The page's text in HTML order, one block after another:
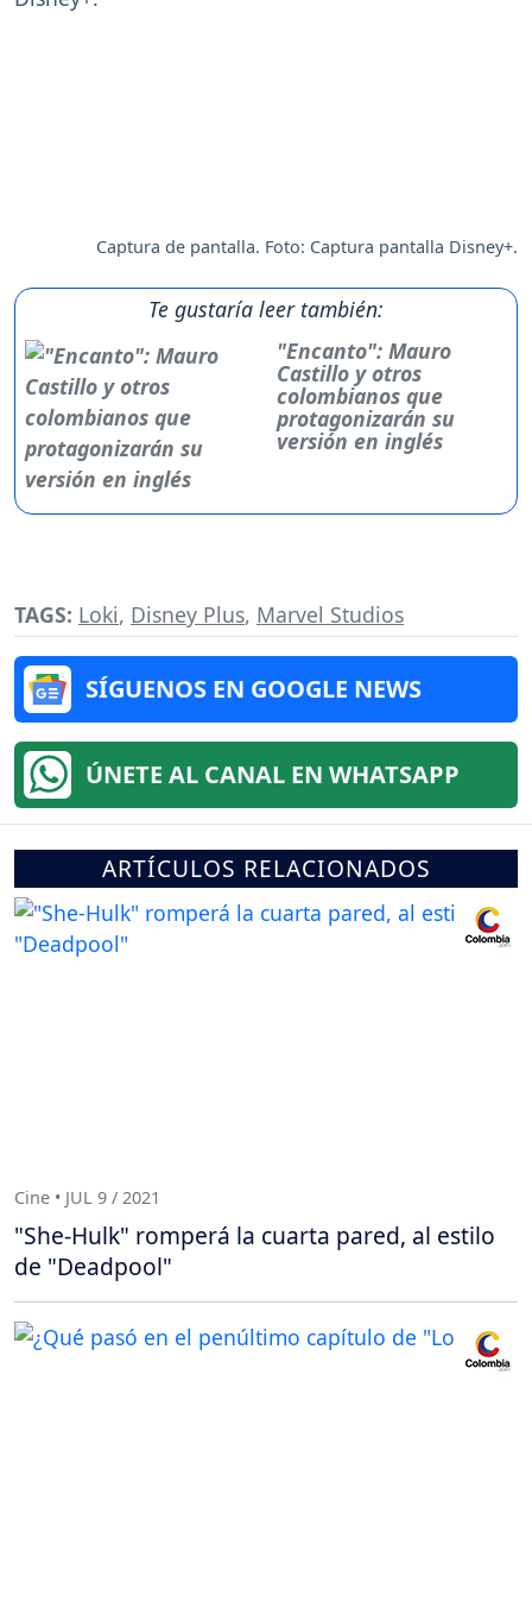
Captura de pantalla. Foto: Captura pantalla Disney+.
Te gustaría leer también:
"Encanto": Mauro
Castillo y otros
colombianos que
protagonizarán su
versión en inglés
TAGS: Loki, Disney Plus, Marvel Studios
SÍGUENOS EN GOOGLE NEWS
ÚNETE AL CANAL EN WHATSAPP
ARTÍCULOS RELACIONADOS
Cine • JUL 9 / 2021
"She-Hulk" romperá la cuarta pared, al estilo
de "Deadpool"